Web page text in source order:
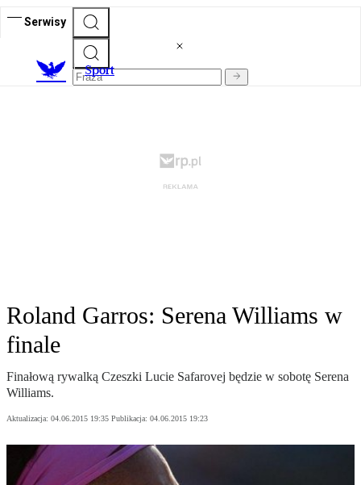
Serwisy
Sport
Roland Garros: Serena Williams w
finale
Finałową rywalką Czeszki Lucie Safarovej będzie w sobotę Serena
Williams.
Aktualizacja: 04.06.2015 19:35 Publikacja: 04.06.2015 19:23